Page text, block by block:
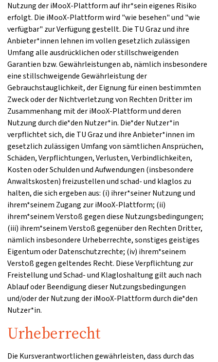
Nutzung der iMooX-Plattform auf ihr*sein eigenes Risiko
erfolgt. Die iMooX-Plattform wird "wie besehen" und "wie
verfügbar" zur Verfügung gestellt. Die TU Graz und ihre
Anbieter*innen lehnen im vollen gesetzlich zulässigen
Umfang alle ausdrücklichen oder stillschweigenden
Garantien bzw. Gewährleistungen ab, nämlich insbesondere
eine stillschweigende Gewährleistung der
Gebrauchstauglichkeit, der Eignung für einen bestimmten
Zweck oder der Nichtverletzung von Rechten Dritter im
Zusammenhang mit der iMooX-Plattform und deren
Nutzung durch die*den Nutzer*in. Die*der Nutzer*in
verpflichtet sich, die TU Graz und ihre Anbieter*innen im
gesetzlich zulässigen Umfang von sämtlichen Ansprüchen,
Schäden, Verpflichtungen, Verlusten, Verbindlichkeiten,
Kosten oder Schulden und Aufwendungen (insbesondere
Anwaltskosten) freizustellen und schad- und klaglos zu
halten, die sich ergeben aus: (i) ihrer*seiner Nutzung und
ihrem*seinem Zugang zur iMooX-Plattform; (ii)
ihrem*seinem Verstoß gegen diese Nutzungsbedingungen;
(iii) ihrem*seinem Verstoß gegenüber den Rechten Dritter,
nämlich insbesondere Urheberrechte, sonstiges geistiges
Eigentum oder Datenschutzrechte; (iv) ihrem*seinem
Verstoß gegen geltendes Recht. Diese Verpflichtung zur
Freistellung und Schad- und Klagloshaltung gilt auch nach
Ablauf oder Beendigung dieser Nutzungsbedingungen
und/oder der Nutzung der iMooX-Plattform durch die*den
Nutzer*in.
Urheberrecht
Die Kursverantwortlichen gewährleisten, dass durch das